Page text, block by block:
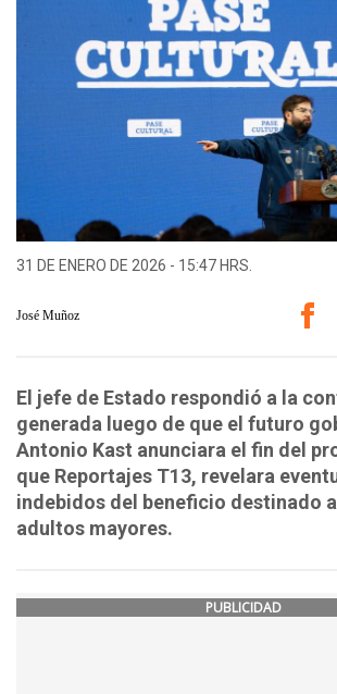
31 DE ENERO DE 2026 - 15:47 HRS.
José Muñoz
El jefe de Estado respondió a la
generada luego de que el futuro
Antonio Kast anunciara el fin del
que Reportajes T13, revelara
indebidos del beneficio destinado
adultos mayores.
PUBLICIDAD